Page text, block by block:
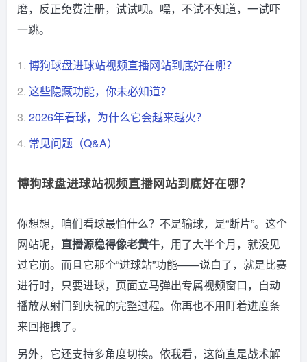
磨，反正免费注册，试试呗。嘿，不试不知道，一试吓
一跳。
1. 博狗球盘进球站视频直播网站到底好在哪？
2. 这些隐藏功能，你未必知道？
3. 2026年看球，为什么它会越来越火？
4. 常见问题（Q&A）
博狗球盘进球站视频直播网站到底好在哪？
你想想，咱们看球最怕什么？不是输球，是“断片”。这个
网站呢， 直播源稳得像老黄牛，用了大半个月，就没见
过它崩。而且它那个“进球站”功能——说白了，就是比赛
进行时，只要进球，页面立马弹出专属视频窗口，自动
播放从射门到庆祝的完整过程。你再也不用盯着进度条
来回拖拽了。
另外，它还支持多角度切换。依我看，这简直是战术解